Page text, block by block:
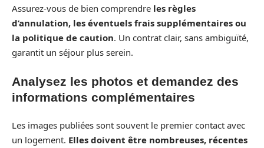
Assurez-vous de bien comprendre les règles
d’annulation, les éventuels frais supplémentaires ou
la politique de caution. Un contrat clair, sans ambiguïté,
garantit un séjour plus serein.
Analysez les photos et demandez des
informations complémentaires
Les images publiées sont souvent le premier contact avec
un logement. Elles doivent être nombreuses, récentes